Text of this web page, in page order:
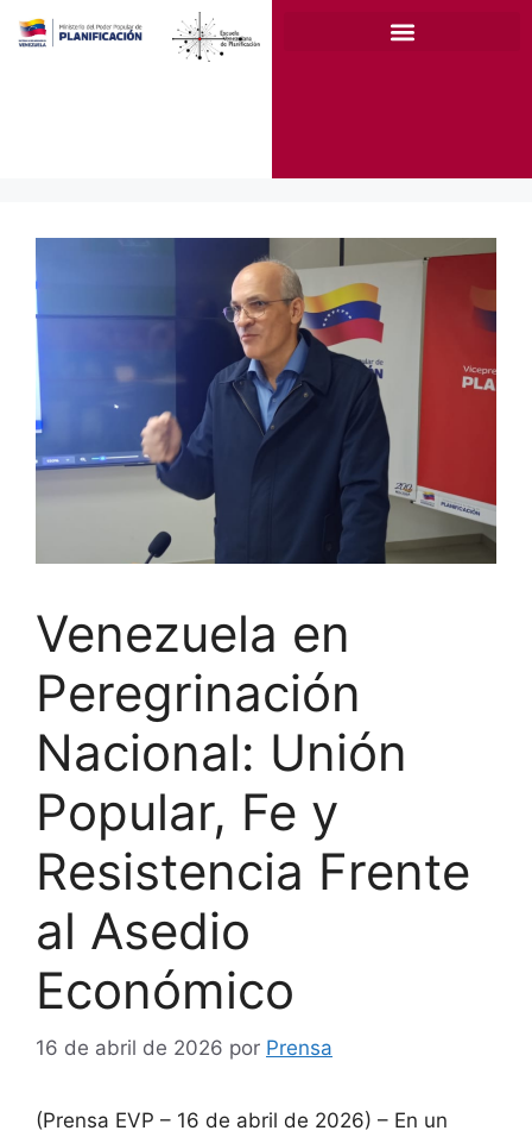
Venezuela en
Peregrinación
Nacional: Unión
Popular, Fe y
Resistencia Frente
al Asedio
Económico
16 de abril de 2026 por Prensa
(Prensa EVP – 16 de abril de 2026) – En un